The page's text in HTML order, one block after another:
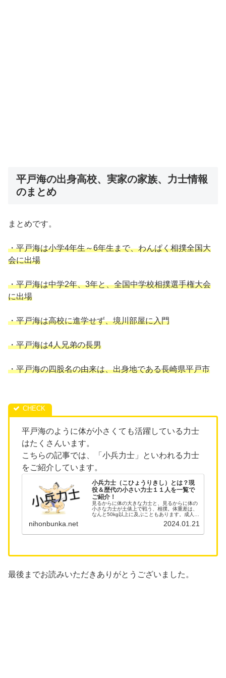
平戸海の出身高校、実家の家族、力士情報
のまとめ
まとめです。
・平戸海は小学4年生～6年生まで、わんぱく相撲全国大
会に出場
・平戸海は中学2年、3年と、全国中学校相撲選手権大会
に出場
・平戸海は高校に進学せず、境川部屋に入門
・平戸海は4人兄弟の長男
・平戸海の四股名の由来は、出身地である長崎県平戸市
平戸海のように体が小さくても活躍している力士
はたくさんいます。
こちらの記事では、「小兵力士」といわれる力士
をご紹介しています。
小兵力士（こひょうりきし）とは？現
役＆歴代の小さい力士１１人を一覧で
ご紹介！
見るからに体の大きな力士と、見るからに体の
小さな力士が土俵上で戦う、相撲。体重差は、
なんと50kg以上に及ぶこともあります。成人女
性一人分の重さですね。体の小さな力士のこと
を相撲界では「小兵力士（こひょうりきし）」
nihonbunka.net 2024.01.21
最後までお読みいただきありがとうございました。